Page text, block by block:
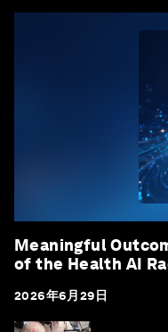
Meaningful
of the Health AI
2026年6月29日